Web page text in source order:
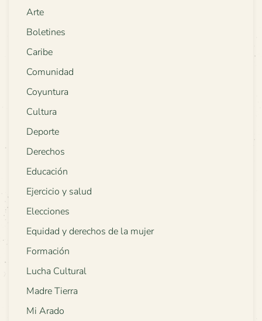
Arte
Boletines
Caribe
Comunidad
Coyuntura
Cultura
Deporte
Derechos
Educación
Ejercicio y salud
Elecciones
Equidad y derechos de la mujer
Formación
Lucha Cultural
Madre Tierra
Mi Arado